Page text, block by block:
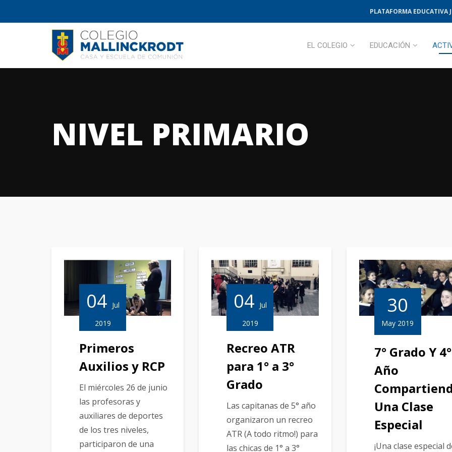
PLATAFORMA EDUCATIVA
EL COLEGIO EDUCACIÓN
NIVEL PRIMARIO
04 Jul
2019
Primeros
Auxilios y RCP
El miércoles 26 de junio
las profesoras y
auxiliares de deportes
de los tres niveles,
participaron de una
04 Jul
2019
Recreo ATR
para 1° a 3°
Grado
Las capitanas de 5° año
organizaron un recreo
ATR (A todo ritmo!) para
las chicas de 1° a 3°
30
May 2019
7° Grado Y 4°
Año
Una Clase
Especial
¡Una clase especial